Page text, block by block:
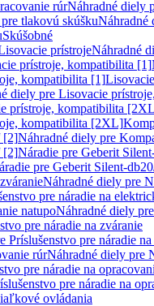
rúrNáhradné diely
tlakovú skúškuNáhradné
Skúšobné
prístrojeNáhradné
prístroje, kompatibilita [1]
kompatibilita [1]
diely pre Lisovacie prístroje,
prístroje, kompatibilita
kompatibilita [2XL]
[2]Náhradné diely pre
[2]Náradie pre Geberit
pre Geberit Silent-
Náhradné diely pre
pre náradie na
natupoNáhradné diely
pre náradie na zváranie
Príslušenstvo pre náradie
rúrNáhradné diely pre
pre náradie na
pre náradie na
ovládania